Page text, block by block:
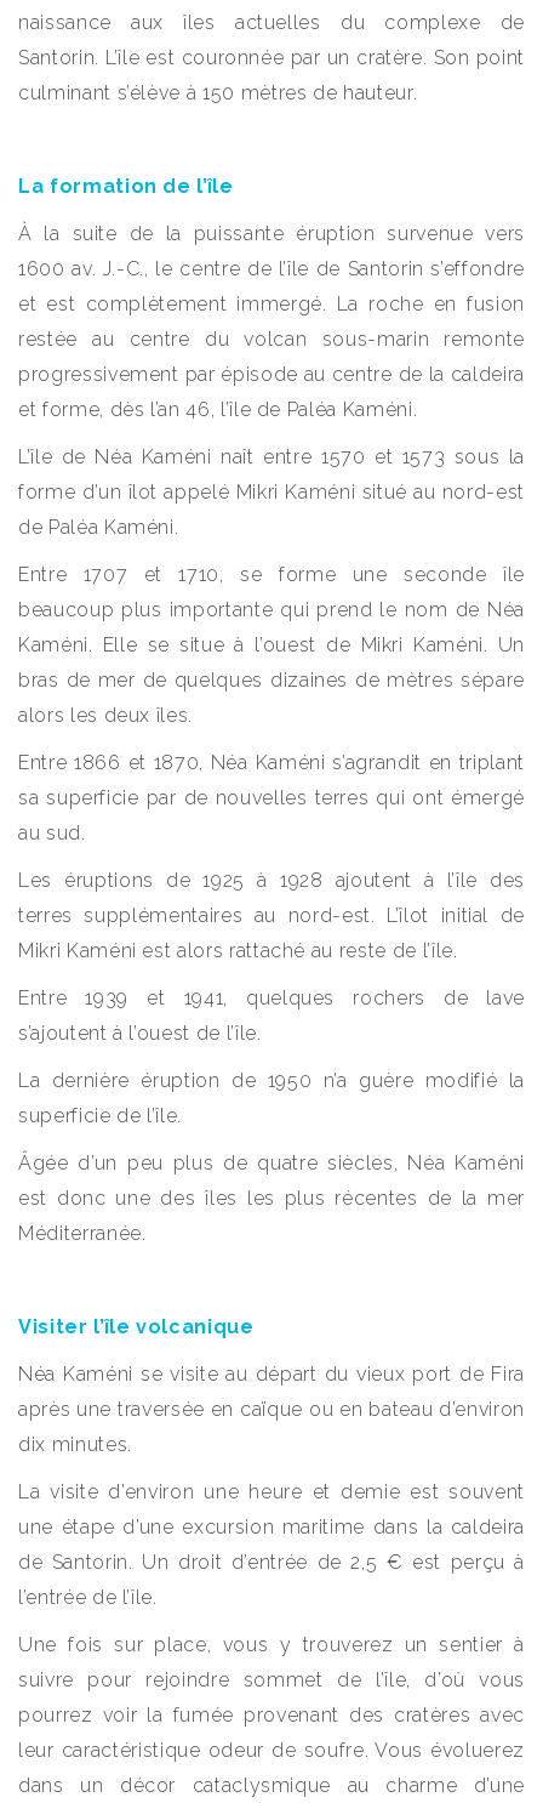
naissance aux îles actuelles du complexe de
Santorin. L’île est couronnée par un cratère. Son point
culminant s’élève à 150 mètres de hauteur.
La formation de l’île
À la suite de la puissante éruption survenue vers
1600 av. J.-C., le centre de l’île de Santorin s’effondre
et est complètement immergé. La roche en fusion
restée au centre du volcan sous-marin remonte
progressivement par épisode au centre de la caldeira
et forme, dès l’an 46, l’île de Paléa Kaméni.
L’île de Néa Kaméni naît entre 1570 et 1573 sous la
forme d’un îlot appelé Mikri Kaméni situé au nord-est
de Paléa Kaméni.
Entre 1707 et 1710, se forme une seconde île
beaucoup plus importante qui prend le nom de Néa
Kaméni. Elle se situe à l’ouest de Mikri Kaméni. Un
bras de mer de quelques dizaines de mètres sépare
alors les deux îles.
Entre 1866 et 1870, Néa Kaméni s’agrandit en triplant
sa superficie par de nouvelles terres qui ont émergé
au sud.
Les éruptions de 1925 à 1928 ajoutent à l’île des
terres supplémentaires au nord-est. L’îlot initial de
Mikri Kaméni est alors rattaché au reste de l’île.
Entre 1939 et 1941, quelques rochers de lave
s’ajoutent à l’ouest de l’île.
La dernière éruption de 1950 n’a guère modifié la
superficie de l’île.
Âgée d’un peu plus de quatre siècles, Néa Kaméni
est donc une des îles les plus récentes de la mer
Méditerranée.
Visiter l’île volcanique
Néa Kaméni se visite au départ du vieux port de Fira
après une traversée en caïque ou en bateau d’environ
dix minutes.
La visite d’environ une heure et demie est souvent
une étape d’une excursion maritime dans la caldeira
de Santorin. Un droit d’entrée de 2,5 € est perçu à
l’entrée de l’île.
Une fois sur place, vous y trouverez un sentier à
suivre pour rejoindre sommet de l’île, d’où vous
pourrez voir la fumée provenant des cratères avec
leur caractéristique odeur de soufre. Vous évoluerez
dans un décor cataclysmique au charme d’une